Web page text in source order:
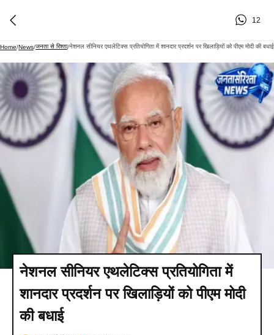
12
Home/News/जनता से रिश्ता/नेशनल सीनियर एथलेटिक्स प्रतियोगिता में शानदार प्रदर्शन पर खिलाड़ियों को पीएम मोदी की बधाई
नेशनल सीनियर एथलेटिक्स प्रतियोगिता में
शानदार प्रदर्शन पर खिलाड़ियों को पीएम मोदी
की बधाई